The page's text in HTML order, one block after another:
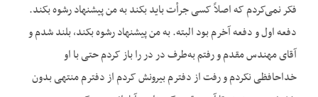
فکر نمی‌کردم که اصلاً کسی جرأت باید بکند به من پیشنهاد رشوه بکند.
دفعه اول و دفعه آخرم بود البته. به من پیشنهاد رشوه بکند، بلند شدم و
آقای مهندس مقدم و رفتم به‌طرف در در را باز کردم حتی با او
خداحافظی نکردم و رفت از دفترم بیرونش کردم از دفترم منتهی بدون